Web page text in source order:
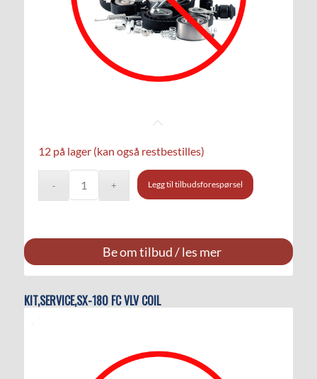
12 på lager (kan også restbestilles)
Legg til tilbudsforespørsel
Be om tilbud / les mer
KIT,SERVICE,SX-180 FC VLV COIL